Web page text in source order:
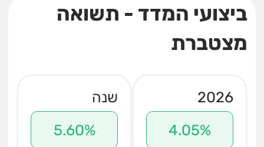
ביצועי המדד - תשואה
מצטברת
2026
4.05%
שנה
5.60%